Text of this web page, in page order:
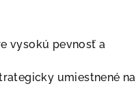
vysokú pevnosť a
umiestnené na